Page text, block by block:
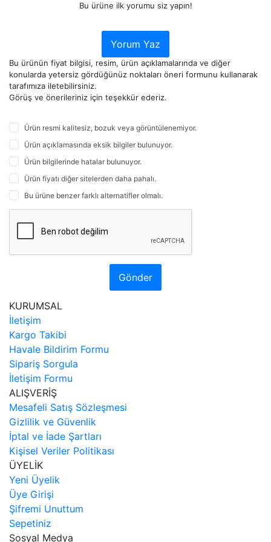
Bu ürüne ilk yorumu siz yapın!
Yorum Yaz
Bu ürünün fiyat bilgisi, resim, ürün açıklamalarında ve diğer
konularda yetersiz gördüğünüz noktaları öneri formunu kullanarak
tarafımıza iletebilirsiniz.
Görüş ve önerileriniz için teşekkür ederiz.
Ürün resmi kalitesiz, bozuk veya görüntülenemiyor.
Ürün açıklamasında eksik bilgiler bulunuyor.
Ürün bilgilerinde hatalar bulunuyor.
Ürün fiyatı diğer sitelerden daha pahalı.
Bu ürüne benzer farklı alternatifler olmalı.
Gönder
KURUMSAL
İletişim
Kargo Takibi
Havale Bildirim Formu
Sipariş Sorgula
İletişim Formu
ALIŞVERİŞ
Mesafeli Satış Sözleşmesi
Gizlilik ve Güvenlik
İptal ve İade Şartları
Kişisel Veriler Politikası
ÜYELİK
Yeni Üyelik
Üye Girişi
Şifremi Unuttum
Sepetiniz
Sosyal Medya